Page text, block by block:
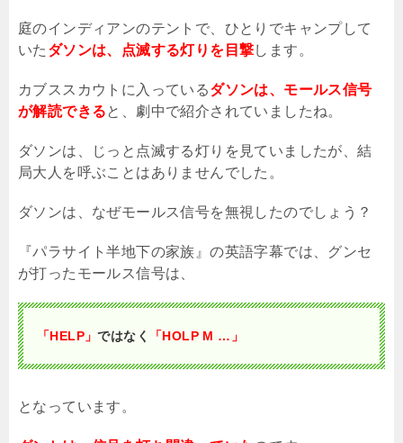
庭のインディアンのテントで、ひとりでキャンプして
いた ダソンは、点滅する灯りを目撃します。
カブススカウトに入っているダソンは、モールス信号
が解読できると、劇中で紹介されていましたね。
ダソンは、じっと点滅する灯りを見ていましたが、結
局大人を呼ぶことはありませんでした。
ダソンは、なぜモールス信号を無視したのでしょう？
『パラサイト半地下の家族』の英語字幕では、グンセ
が打ったモールス信号は、
「HELP」ではなく 「HOLP M …」
となっています。